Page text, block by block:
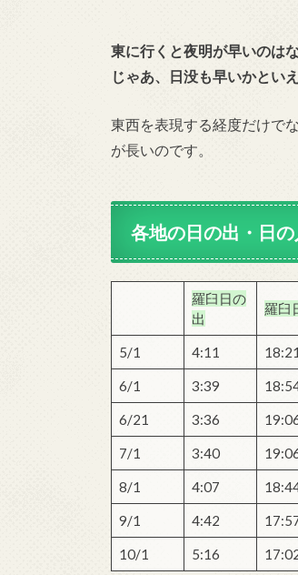
東に行くと夜明が早いのは
じゃあ、日没も早いかとい
東西を表現する経度だけで
が長いのです。
各地の日の出・日
羅臼日の
出
羅臼
5/1 4:11 18:21
6/1 3:39
6/21 3:36
7/1 3:40
8/1 4:07
9/1 4:42
10/1 5:16